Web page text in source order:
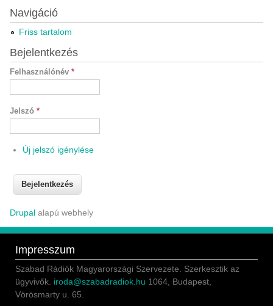
Navigáció
Friss tartalom
Bejelentkezés
Felhasználónév *
Jelszó *
Új jelszó igénylése
Drupalalapú webhely
Impresszum
Szabad Rádiók Magyarországi Szervezete. Szerkesztik az
ügyvivők. iroda@szabadradiok.hu 1064, Budapest,
Vörösmarty u. 65.